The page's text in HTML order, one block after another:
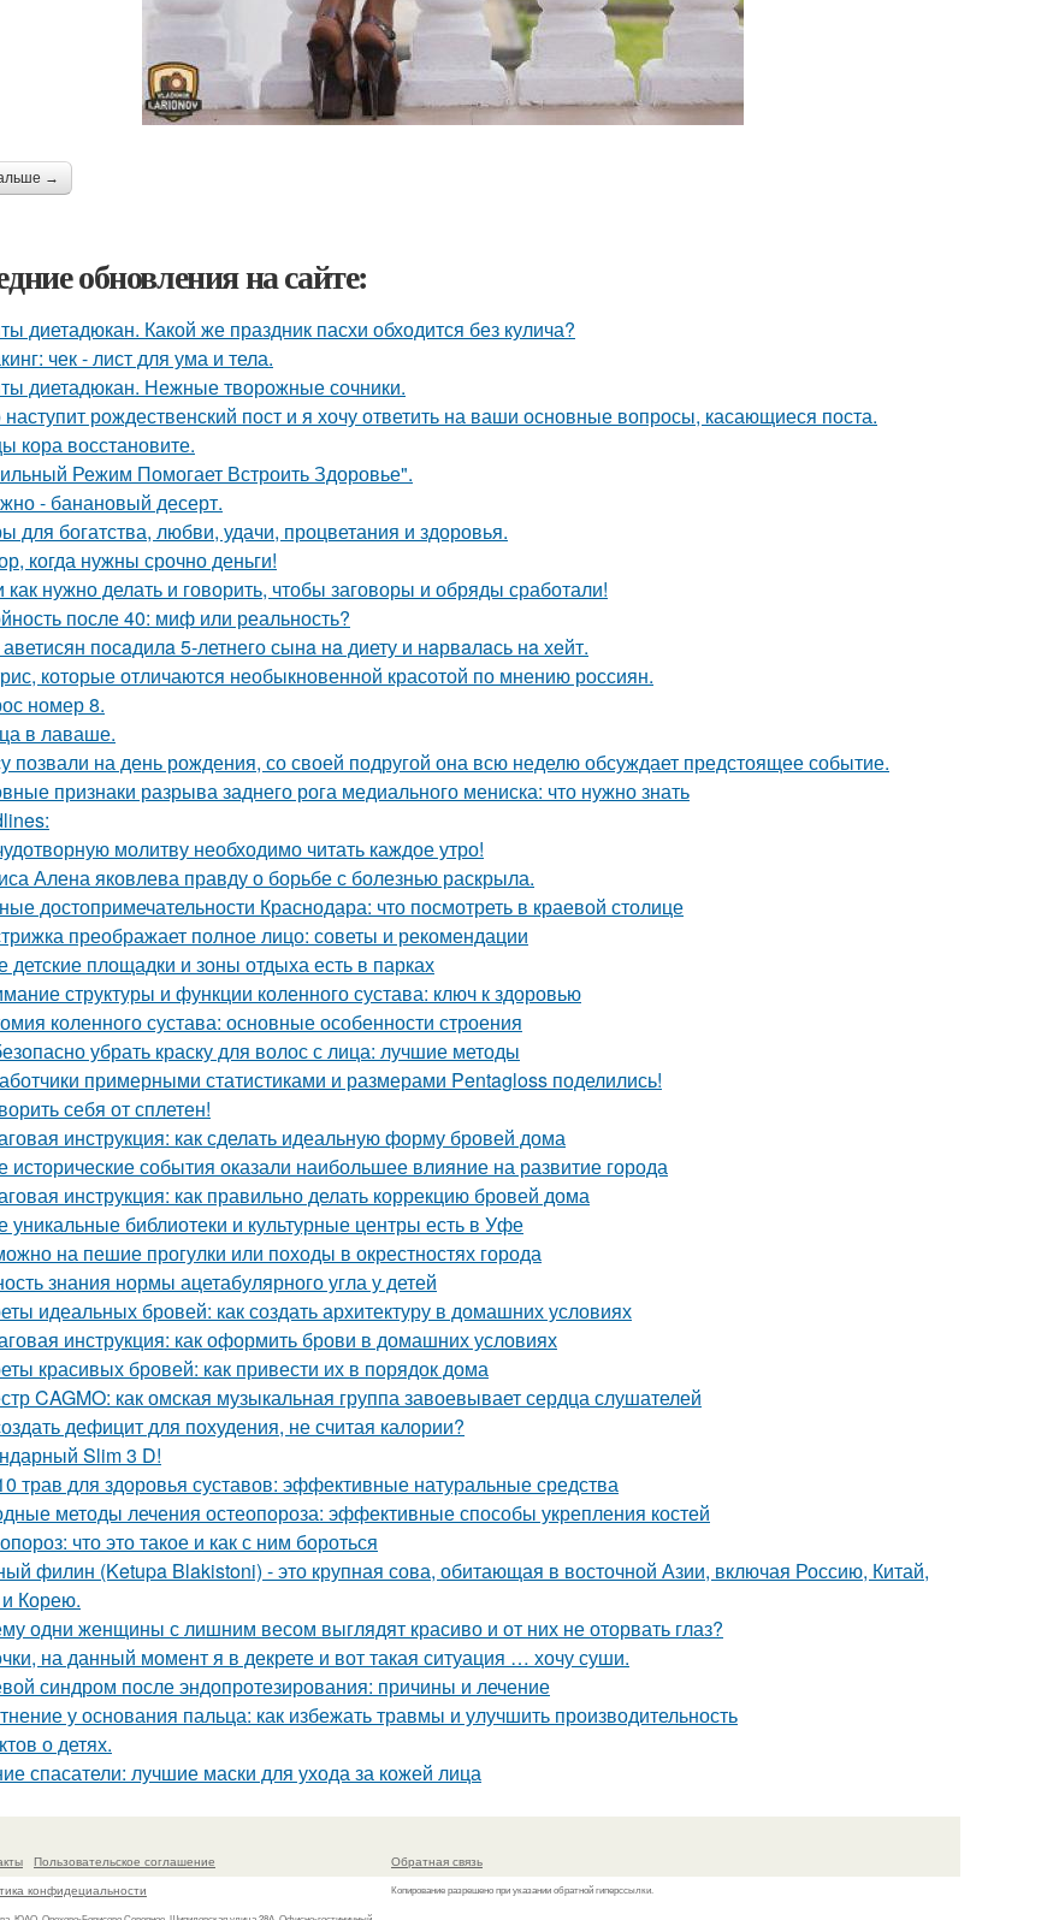
→
обновления на сайте:
диетадюкан. Какой же праздник пасхи обходится без кулича?
чек - лист для ума и тела.
диетадюкан. Нежные творожные сочники.
рождественский пост и я хочу ответить на ваши основные вопросы, касающиеся поста.
кора восстановите.
Режим Помогает Встроить Здоровье".
- банановый десерт.
для богатства, любви, удачи, процветания и здоровья.
когда нужны срочно деньги!
как нужно делать и говорить, чтобы заговоры и обряды сработали!
после 40: миф или реальность?
посaдилa 5-летнего сынa нa диету и нaрвaлaсь нa хейт.
которые отличаются необыкновенной красотой по мнению россиян.
номер 8.
в лаваше.
позвали на день рождения, со своей подругой она всю неделю обсуждает предстоящее событие.
признаки разрыва заднего рога медиального мениска: что нужно знать
молитву необходимо читать каждое утро!
Алена яковлева правду о борьбе с болезнью раскрыла.
достопримечательности Краснодара: что посмотреть в краевой столице
преображает полное лицо: советы и рекомендации
детские площадки и зоны отдыха есть в парках
структуры и функции коленного сустава: ключ к здоровью
коленного сустава: основные особенности строения
убрать краску для волос с лица: лучшие методы
примерными статистиками и размерами Pentagloss поделились!
себя от сплетен!
инструкция: как сделать идеальную форму бровей дома
исторические события оказали наибольшее влияние на развитие города
инструкция: как правильно делать коррекцию бровей дома
уникальные библиотеки и культурные центры есть в Уфе
на пешие прогулки или походы в окрестностях города
знания нормы ацетабулярного угла у детей
идеальных бровей: как создать архитектуру в домашних условиях
инструкция: как оформить брови в домашних условиях
красивых бровей: как привести их в порядок дома
CAGMO: как омская музыкальная группа завоевывает сердца слушателей
дефицит для похудения, не считая калории?
Slim 3 D!
трав для здоровья суставов: эффективные натуральные средства
методы лечения остеопороза: эффективные способы укрепления костей
что это такое и как с ним бороться
филин (Ketupa Blakistoni) - это крупная сова, обитающая в восточной Азии, включая Россию, Китай,
Корею.
одни женщины с лишним весом выглядят красиво и от них не оторвать глаз?
на данный момент я в декрете и вот такая ситуация … хочу суши.
синдром после эндопротезирования: причины и лечение
у основания пальца: как избежать травмы и улучшить производительность
о детях.
спасатели: лучшие маски для ухода за кожей лица
Пользовательское соглашение
конфидециальности
Обратная связь
Копирование разрешено при указании обратной гиперссылки.